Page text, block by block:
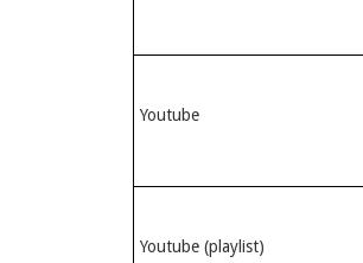
Youtube
Youtube (playlist)